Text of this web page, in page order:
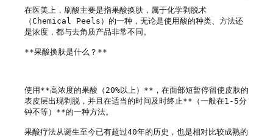
在医美上，刷酸主要是指果酸换肤，属于化学剥脱术
（Chemical Peels）的一种，无论是使用酸的种类、方法还
是浓度，都与去角质产品非常不同。
**果酸换肤是什么？**
使用**高浓度的果酸（20%以上）**，在面部短暂停留使皮肤的
表皮层出现剥脱，并且在适当的时间及时终止**（一般在1-5分
钟不等）**的一种方法。
果酸疗法从诞生至今已有超过40年的历史，也是相对比较成熟的